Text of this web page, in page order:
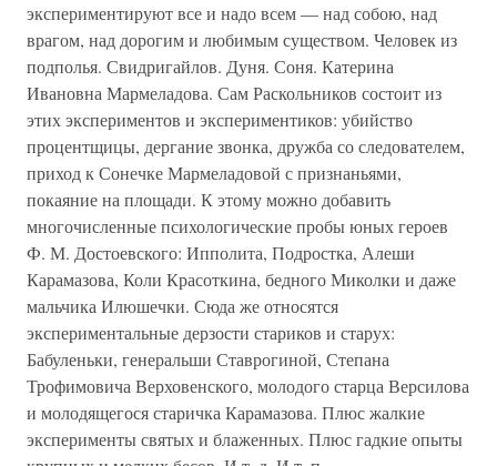
экспериментируют все и надо всем — над собою, над
врагом, над дорогим и любимым существом. Человек из
подполья. Свидригайлов. Дуня. Соня. Катерина
Ивановна Мармеладова. Сам Раскольников состоит из
этих экспериментов и экспериментиков: убийство
процентщицы, дергание звонка, дружба со следователем,
приход к Сонечке Мармеладовой с признаньями,
покаяние на площади. К этому можно добавить
многочисленные психологические пробы юных героев
Ф. М. Достоевского: Ипполита, Подростка, Алеши
Карамазова, Коли Красоткина, бедного Миколки и даже
мальчика Илюшечки. Сюда же относятся
экспериментальные дерзости стариков и старух:
Бабуленьки, генеральши Ставрогиной, Степана
Трофимовича Верховенского, молодого старца Версилова
и молодящегося старичка Карамазова. Плюс жалкие
эксперименты святых и блаженных. Плюс гадкие опыты